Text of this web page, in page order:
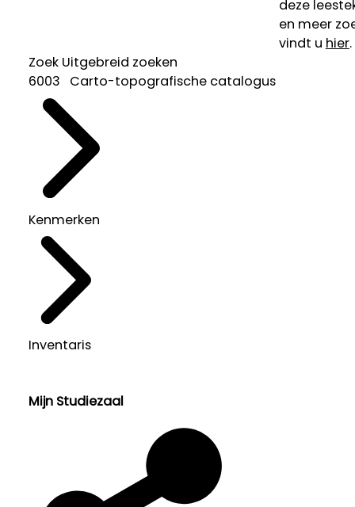
deze
en meer
vindt u hier.
Zoek Uitgebreid zoeken
6003 Carto-topografische catalogus
Kenmerken
Inventaris
Mijn Studiezaal